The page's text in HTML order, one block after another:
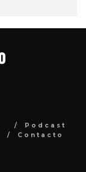
Podcast
Contacto